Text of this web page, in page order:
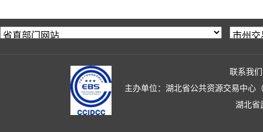
联系我们
主办单位：湖北省公共资源交易中心
湖北省